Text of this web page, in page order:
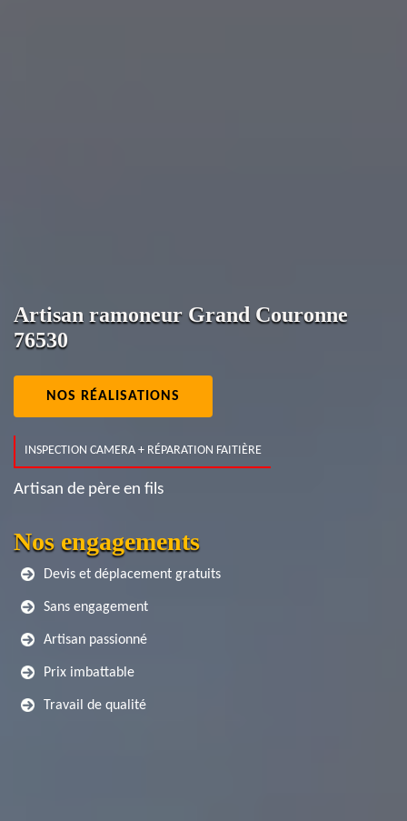
Artisan ramoneur Grand Couronne
76530
NOS RÉALISATIONS
INSPECTION CAMERA + RÉPARATION FAITIÈRE
Artisan de père en fils
Nos engagements
Devis et déplacement gratuits
Sans engagement
Artisan passionné
Prix imbattable
Travail de qualité